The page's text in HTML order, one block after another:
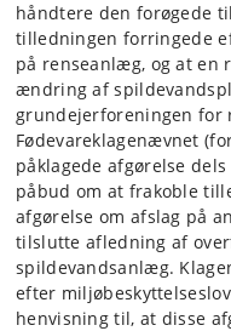
håndtere den forøgede
tilledningen forringede
på renseanlæg, og at en
ændring af
grundejerforeningen for
Fødevareklagenævnet
påklagede afgørelse
påbud om at frakoble
afgørelse om afslag på
tilslutte afledning af
spildevandsanlæg.
efter
henvisning til, at disse